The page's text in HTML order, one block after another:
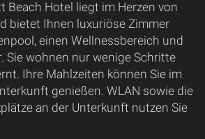
Beach Hotel liegt im Herzen von
bietet Ihnen luxuriöse Zimmer
einen Wellnessbereich und
Sie wohnen nur wenige Schritte
Ihre Mahlzeiten können Sie im
genießen. WLAN sowie die
an der Unterkunft nutzen Sie